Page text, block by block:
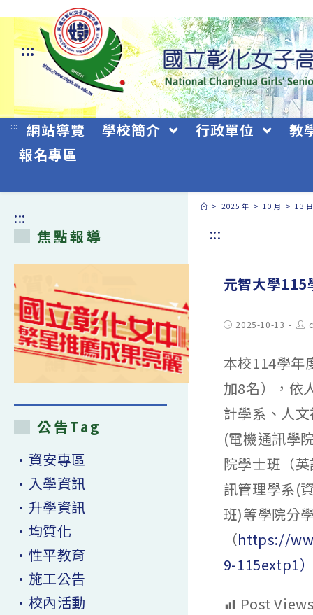
跳
要
:::
::: 網站導覽 學校簡介 行政單位
教
報名專區
> 2025 年 > 10 月 > 13 日
:::
元智大學
Post2025-10-13
本校114學年
加8名），依
計學系、人
(電機通訊學
院學士班（
訊管理學系(
班)等學院分
（https://
9-115extp1
Post
:::
焦點報導
公告Tag
•資安專區
•入學資訊
•升學資訊
•均質化
•性平教育
•施工公告
•校內活動